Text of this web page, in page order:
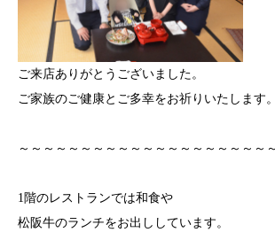
ご来店ありがとうございました。
ご家族のご健康とご多幸をお祈りいたします。
～～～～～～～～～～～～～～～～～～～～
1階のレストランでは和食や
松阪牛のランチをお出ししています。